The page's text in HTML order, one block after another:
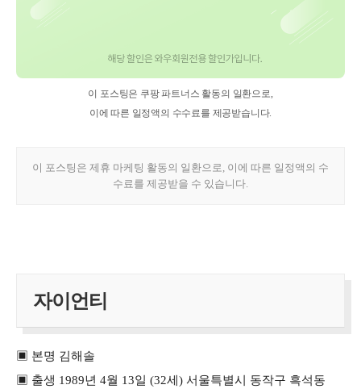
자이언티
▣ 본명 김해솔
▣ 출생 1989년 4월 13일 (32세) 서울특별시 동작구 흑석동